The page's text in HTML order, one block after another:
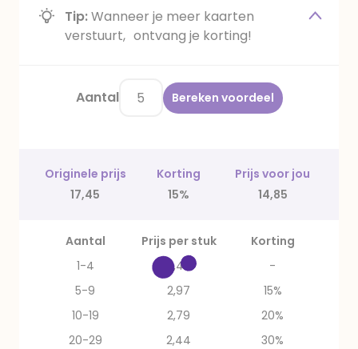
Tip:Wanneer je meer kaarten
verstuurt, ontvang je korting!
Aantal Bereken voordeel
Originele prijs Korting
Prijs voor jou
17,45
15% 14,85
Aantal Prijs per stuk
Korting
1-4
3,49
-
5-9
2,97
15%
10-19
2,79
20%
20-29
2,44
30%